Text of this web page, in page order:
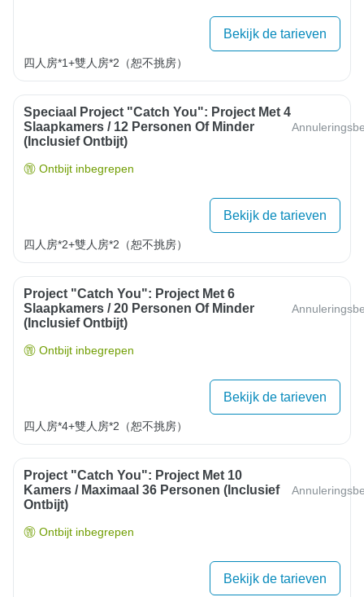
Bekijk de tarieven
四人房*1+雙人房*2（恕不挑房）
Speciaal Project "Catch You": Project Met 4
Slaapkamers / 12 Personen Of Minder
(inclusief Ontbijt)
Ontbijt inbegrepen
Bekijk de tarieven
四人房*2+雙人房*2（恕不挑房）
Project "Catch You": Project Met 6
Slaapkamers / 20 Personen Of Minder
(inclusief Ontbijt)
Ontbijt inbegrepen
Bekijk de tarieven
四人房*4+雙人房*2（恕不挑房）
Project "Catch You": Project Met 10
Kamers / Maximaal 36 Personen (inclusief
Ontbijt)
Ontbijt inbegrepen
Bekijk de tarieven